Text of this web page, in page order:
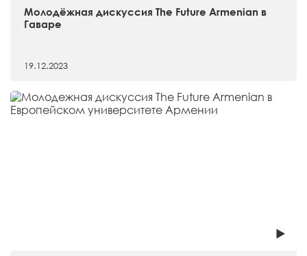
Молодёжная дискуссия The Future Armenian в
Гаваре
19.12.2023